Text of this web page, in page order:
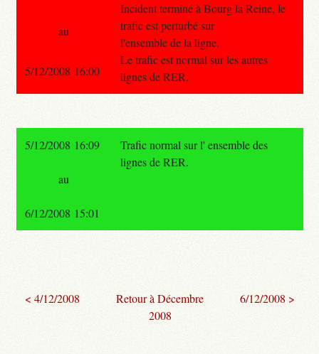
Incident terminé à Bourg la Reine, le
trafic est perturbé sur
l'ensemble de la ligne.
Le trafic est normal sur les autres
lignes de RER.
au
5/12/2008 16:00
5/12/2008 16:09
Trafic normal sur l' ensemble des
lignes de RER.
au
6/12/2008 15:01
< 4/12/2008
Retour à Décembre
2008
6/12/2008 >